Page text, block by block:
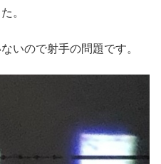
。
いので射手の問題です。